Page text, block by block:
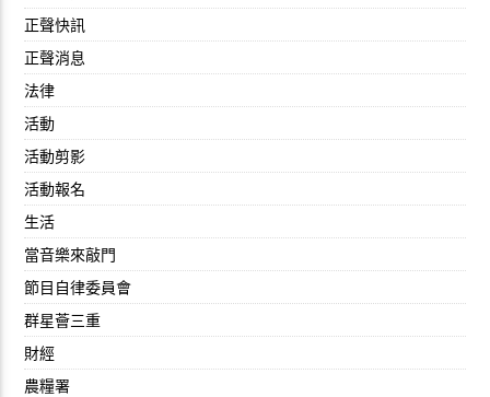
正聲快訊
正聲消息
法律
活動
活動剪影
活動報名
生活
當音樂來敲門
節目自律委員會
群星薈三重
財經
農糧署